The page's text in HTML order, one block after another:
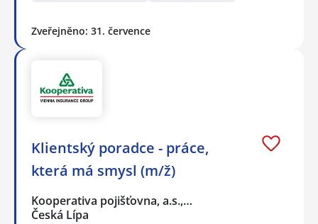
Zveřejněno: 31. července
Klientský poradce - práce,
která má smysl (m/ž)
Kooperativa pojišťovna, a.s.,…
Česká Lípa